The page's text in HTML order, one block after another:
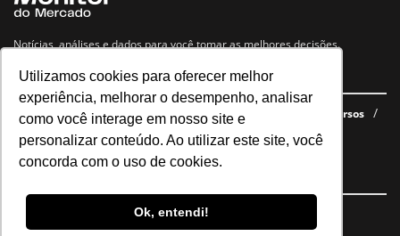
Utilizamos cookies para oferecer melhor
experiência, melhorar o desempenho, analisar
como você interage em nosso site e
personalizar conteúdo. Ao utilizar este site, você
concorda com o uso de cookies.
Ok, entendi!
Notícias, análises e dados para você tomar as melhores decisões.
Navegue no site
Últimas notícias Quem somos E-books gratuitos
Cursos
Política de privacidade